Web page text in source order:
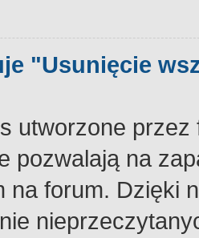
"Usunięcie
utworzone
pozwalają na
na forum. Dzięki